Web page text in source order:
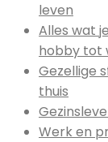
leven
Alles wat
hobby tot
Gezellige
thuis
Werk en